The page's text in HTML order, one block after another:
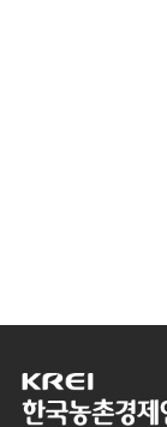
한
국